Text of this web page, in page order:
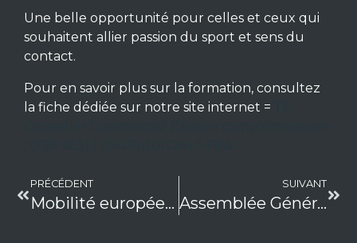
Une belle opportunité pour celles et ceux qui
souhaitent allier passion du sport et sens du
contact.
Pour en savoir plus sur la formation, consultez
la fiche dédiée sur notre site internet =
PRÉCÉDENT
Mobilité européenne, de nouveaux départs pour nos apprentis.
SUIVANT
Assemblée Générale du CFA